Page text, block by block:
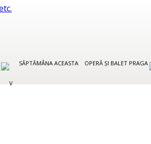
SĂPTĂMÂNA ACEASTA OPERĂ ȘI BALET PRAGA